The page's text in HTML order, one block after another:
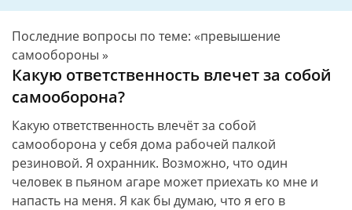
Последние вопросы по теме: «превышение
самообороны »
Какую ответственность влечет за собой
самооборона?
Какую ответственность влечёт за собой
самооборона у себя дома рабочей палкой
резиновой. Я охранник. Возможно, что один
человек в пьяном агаре может приехать ко мне и
напасть на меня. Я как бы думаю, что я его в